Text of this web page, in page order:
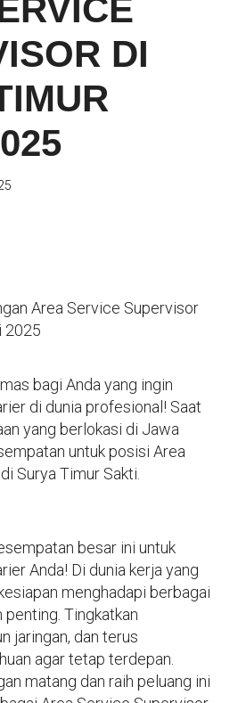
DI
Area Service Supervisor
2025
bagi Anda yang ingin
di dunia profesional! Saat
yang berlokasi di Jawa
untuk posisi Area
Surya Timur Sakti.
besar ini untuk
Anda! Di dunia kerja yang
menghadapi berbagai
Tingkatkan
jaringan, dan terus
agar tetap terdepan.
matang dan raih peluang ini